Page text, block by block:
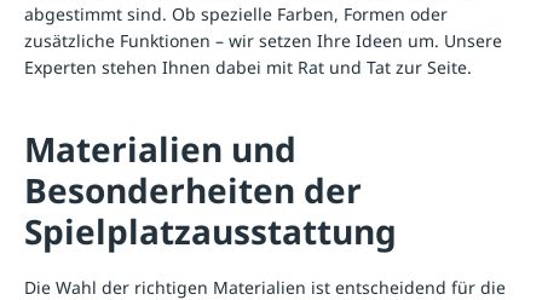
abgestimmt sind. Ob spezielle Farben, Formen oder
zusätzliche Funktionen – wir setzen Ihre Ideen um. Unsere
Experten stehen Ihnen dabei mit Rat und Tat zur Seite.
Materialien und
Besonderheiten der
Spielplatzausstattung
Die Wahl der richtigen Materialien ist entscheidend für die